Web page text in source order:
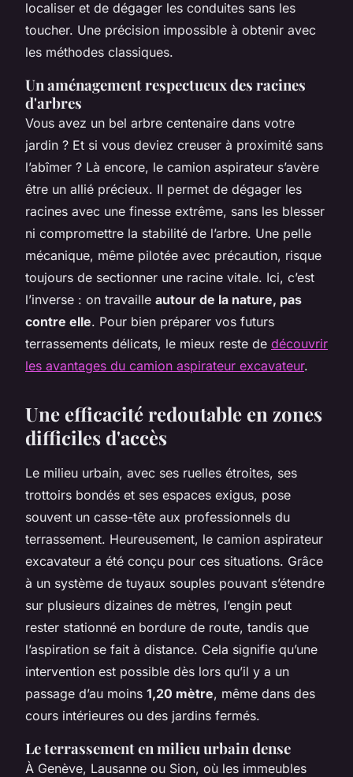
localiser et de dégager les conduites sans les
toucher. Une précision impossible à obtenir avec
les méthodes classiques.
Un aménagement respectueux des racines
d'arbres
Vous avez un bel arbre centenaire dans votre
jardin ? Et si vous deviez creuser à proximité sans
l’abîmer ? Là encore, le camion aspirateur s’avère
être un allié précieux. Il permet de dégager les
racines avec une finesse extrême, sans les blesser
ni compromettre la stabilité de l’arbre. Une pelle
mécanique, même pilotée avec précaution, risque
toujours de sectionner une racine vitale. Ici, c’est
l’inverse : on travaille autour de la nature, pas
contre elle. Pour bien préparer vos futurs
terrassements délicats, le mieux reste de découvrir
les avantages du camion aspirateur excavateur.
Une efficacité redoutable en zones
difficiles d'accès
Le milieu urbain, avec ses ruelles étroites, ses
trottoirs bondés et ses espaces exigus, pose
souvent un casse-tête aux professionnels du
terrassement. Heureusement, le camion aspirateur
excavateur a été conçu pour ces situations. Grâce
à un système de tuyaux souples pouvant s’étendre
sur plusieurs dizaines de mètres, l’engin peut
rester stationné en bordure de route, tandis que
l’aspiration se fait à distance. Cela signifie qu’une
intervention est possible dès lors qu’il y a un
passage d’au moins 1,20 mètre, même dans des
cours intérieures ou des jardins fermés.
Le terrassement en milieu urbain dense
À Genève, Lausanne ou Sion, où les immeubles